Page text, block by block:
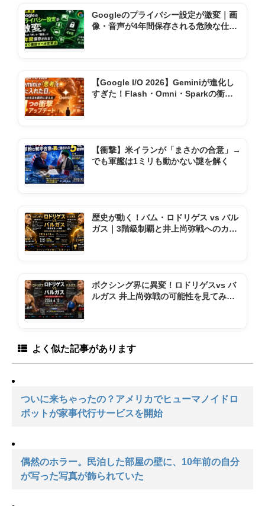
Googleのプライバシー設定が激変｜画
像・音声が4年間保存される危険な仕様
【Google I/O 2026】Geminiが進化し
すぎた！Flash・Omni・Sparkの衝撃
【衝撃】米イランが「まさかの合意」→
でも軍艦は1ミリも動かない謎を解く
歴史が動く！バム・ロドリゲス vs バル
ガス｜3階級制覇と井上尚弥戦へのカウ
ボクシング界に異変！ロドリゲスvs バ
ルガス 井上尚弥戦の可能性を見てみよ
よく似た記事があります
ついに来ちゃったの？アメリカでヒューマノイドロ
ボットが家事代行サービスを開始
偶然のホラー。民泊した部屋の壁に、10年前の自分
が写った写真が飾られていた